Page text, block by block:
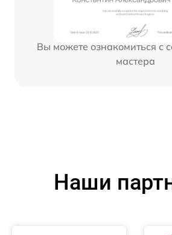
Вы можете ознакомиться с
мастера
Наши